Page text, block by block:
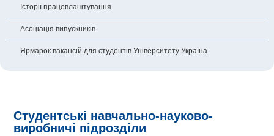
Історії працевлаштування
Асоціація випускників
Ярмарок вакансій для студентів Університету Україна
Студентські навчально-науково-
виробничі підрозділи